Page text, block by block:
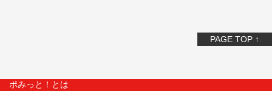
PAGE TOP ↑
ポみっと！とは